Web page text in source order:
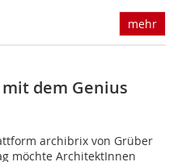
mehr
dem Genius
archibrix von Grüber
möchte ArchitektInnen